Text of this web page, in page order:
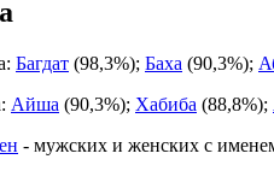
Багдат (98,3%); Баха (90,3%);
Айша (90,3%); Хабиба (88,8%);
- мужских и женских с